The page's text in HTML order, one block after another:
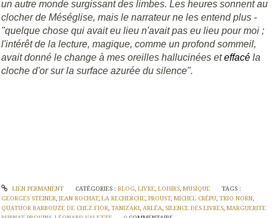
un autre monde surgissant des limbes. Les heures sonnent au
clocher de Méséglise, mais le narrateur ne les entend plus -
"quelque chose qui avait eu lieu n'avait pas eu lieu pour moi ;
l'intérêt de la lecture, magique, comme un profond sommeil,
avait donné le change à mes oreilles hallucinées eteffacé la
cloche d'or sur la surface azurée du silence".
LIEN PERMANENT CATÉGORIES : BLOG, LIVRE, LOISIRS, MUSIQUE
TAGS :
GEORGES STEINER, JEAN ROCHAT, LA RECHERCHE, PROUST, MICHEL CRÉPU, TRIO NORN,
QUATUOR BARBOUZE DE CHEZ FIOR, TANIZAKI, ARLÉA, SILENCE DES LIVRES, MARGUERITE